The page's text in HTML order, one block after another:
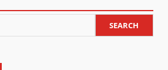
SEARCH